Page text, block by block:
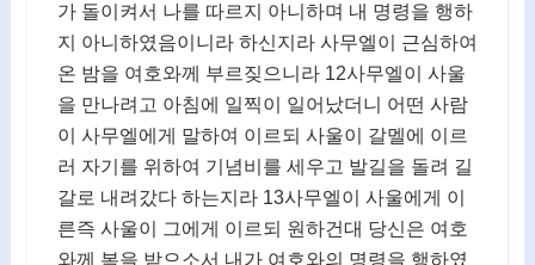
가 돌이켜서 나를 따르지 아니하며 내 명령을 행하
지 아니하였음이니라 하신지라 사무엘이 근심하여
온 밤을 여호와께 부르짖으니라 12사무엘이 사울
을 만나려고 아침에 일찍이 일어났더니 어떤 사람
이 사무엘에게 말하여 이르되 사울이 갈멜에 이르
러 자기를 위하여 기념비를 세우고 발길을 돌려 길
갈로 내려갔다 하는지라 13사무엘이 사울에게 이
른즉 사울이 그에게 이르되 원하건대 당신은 여호
와께 복을 받으소서 내가 여호와의 명령을 행하였